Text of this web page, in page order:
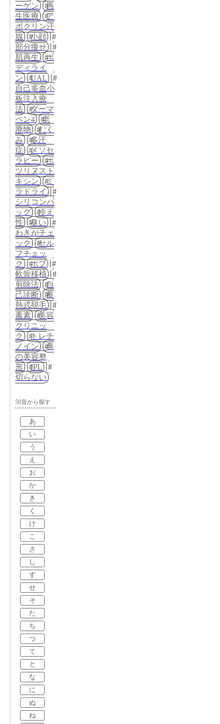
ーゲン
再
生医療
ア
ポクリン汗
腺
小顔
部分痩せ
肌再生
ボ
ディライ
ン
UAL
自己多血小
板注入療
法
ダーマ
ペン4
老
廃物
むく
み
多汗
症
メソセ
ラピー
ボ
ツリヌスト
キシン
ミ
ラドライ
シリコンバ
ッグ
冷え
性
臭い
わきがチェ
ック
セル
フチェッ
ク
ボブ
軟骨移植
剪除法
自
己診断
蓄
熱式脱毛
毒素
美容
クリニッ
ク
トレチ
ノイン
鼻
の美容整
形
IPL
切らない
50音から探す
あ
い
う
え
お
か
き
く
け
こ
さ
し
す
せ
そ
た
ち
つ
て
と
な
に
ぬ
ね